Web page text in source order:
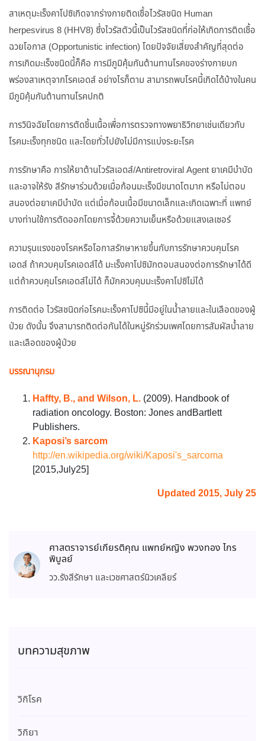
สาเหตุมะเร็งคาโปซิเกิดจากร่างกายติดเชื้อไวรัสชนิด Human
herpesvirus 8 (HHV8) ซึ่งไวรัสตัวนี้เป็นไวรัสชนิดที่ก่อให้เกิดการติดเชื้อ
ฉวยโอกาส (Opportunistic infection) โดยปัจจัยเสี่ยงสำคัญที่สุดต่อ
การเกิดมะเร็งชนิดนี้ก็คือ การมีภูมิคุ้มกันต้านทานโรคของร่างกายบก
พร่องสาเหตุจากโรคเอดส์ อย่างไรก็ตาม สามารถพบโรคนี้เกิดได้บ้างในคน
มีภูมิคุ้มกันต้านทานโรคปกติ
การวินิจฉัยโดยการตัดชิ้นเนื้อเพื่อการตรวจทางพยาธิวิทยาเช่นเดียวกับ
โรคมะเร็งทุกชนิด และโดยทั่วไปยังไม่มีการแบ่งระยะโรค
การรักษาคือ การให้ยาต้านไวรัสเอดส์/Antiretroviral Agent ยาเคมีบำบัด
และอาจให้รัง สีรักษาร่วมด้วยเมื่อก้อนมะเร็งมีขนาดโตมาก หรือไม่ตอบ
สนองต่อยาเคมีบำบัด แต่เมื่อก้อนเนื้อมีขนาดเล็กและเกิดเฉพาะที่ แพทย์
บางท่านใช้การตัดออกโดยการจี้ด้วยความเย็นหรือด้วยแสงเลเซอร์
ความรุนแรงของโรคหรือโอกาสรักษาหายขึ้นกับการรักษาควบคุมโรค
เอดส์ ถ้าควบคุมโรคเอดส์ได้ มะเร็งคาโปซิมักตอบสนองต่อการรักษาได้ดี
แต่ถ้าควบคุมโรคเอดส์ไม่ได้ ก็มักควบคุมมะเร็งคาโปซิไม่ได้
การติดต่อ ไวรัสชนิดก่อโรคมะเร็งคาโปซินี้มีอยู่ในน้ำลายและในเลือดของผู้
ป่วย ดังนั้น จึงสามารถติดต่อกันได้ในหมู่รักร่วมเพศโดยการสัมผัสน้ำลาย
และเลือดของผู้ป่วย
บรรณานุกรม
Haffty, B., and Wilson, L. (2009). Handbook of
radiation oncology. Boston: Jones andBartlett
Publishers.
Kaposi’s sarcom
http://en.wikipedia.org/wiki/Kaposi's_sarcoma
[2015,July25]
Updated 2015, July 25
ศาสตราจารย์เกียรติคุณ แพทย์หญิง พวงทอง ไกร
พิบูลย์
วว.รังสีรักษา และเวชศาสตร์นิวเคลียร์
บทความสุขภาพ
วิกิโรค
วิกิยา